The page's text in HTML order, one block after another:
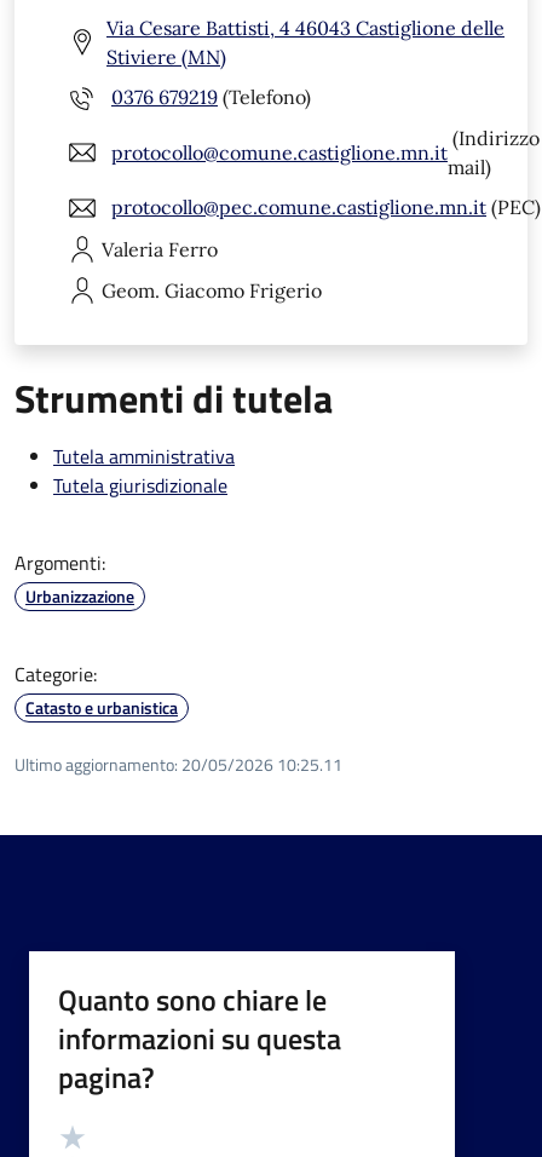
Via Cesare Battisti, 4 46043 Castiglione delle
Stiviere (MN)
0376 679219 (Telefono)
protocollo@comune.castiglione.mn.it
(Indirizzo
mail)
protocollo@pec.comune.castiglione.mn.it (PEC)
Valeria Ferro
Geom. Giacomo Frigerio
Strumenti di tutela
Tutela amministrativa
Tutela giurisdizionale
Argomenti:
Urbanizzazione
Categorie:
Catasto e urbanistica
Ultimo aggiornamento: 20/05/2026 10:25.11
Quanto sono chiare le
informazioni su questa
pagina?
Valutazione